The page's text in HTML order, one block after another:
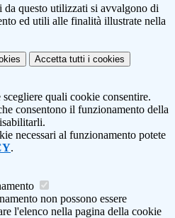
questo utilizzati si avvalgono di
ed utili alle finalità illustrate nella
Accetta tutti i cookies
quali cookie consentire.
consentono il funzionamento della
necessari al funzionamento potete
.
non possono essere
l'elenco nella pagina della cookie